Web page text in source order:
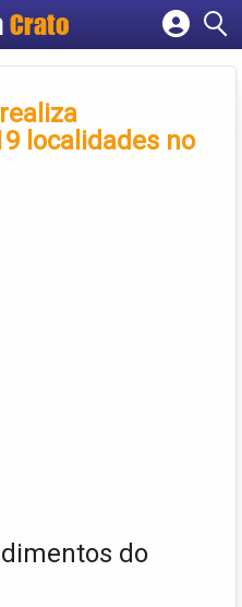
Crato
empresa
conta
localidades no
do